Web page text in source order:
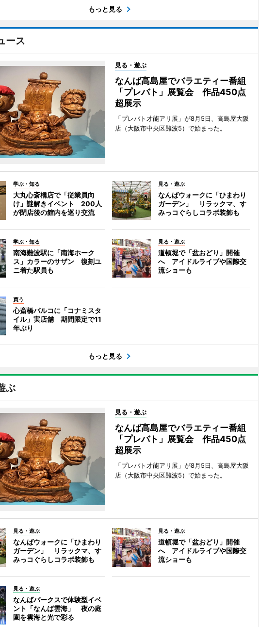
もっと見る
ース
見る・遊ぶ
なんば高島屋でバラエティー番組
「プレバト」展覧会 作品450点
超展示
「プレバト才能アリ展」が8月5日、高島屋大阪
店（大阪市中央区難波5）で始まった。
学ぶ・知る
大丸心斎橋店で「従業員向
け」謎解きイベント 200人
が閉店後の館内を巡り交流
見る・遊ぶ
なんばウォークに「ひまわり
ガーデン」 リラックマ、す
みっコぐらしコラボ装飾も
学ぶ・知る
南海難波駅に「南海ホーク
ス」カラーのサザン 復刻ユ
ニ着た駅員も
見る・遊ぶ
道頓堀で「盆おどり」開催
へ アイドルライブや国際交
流ショーも
買う
心斎橋パルコに「コナミスタ
イル」実店舗 期間限定で11
年ぶり
もっと見る
ぶ
見る・遊ぶ
なんば高島屋でバラエティー番組
「プレバト」展覧会 作品450点
超展示
「プレバト才能アリ展」が8月5日、高島屋大阪
店（大阪市中央区難波5）で始まった。
見る・遊ぶ
なんばウォークに「ひまわり
ガーデン」 リラックマ、す
みっコぐらしコラボ装飾も
見る・遊ぶ
道頓堀で「盆おどり」開催
へ アイドルライブや国際交
流ショーも
見る・遊ぶ
なんばパークスで体験型イベ
ント「なんば雲海」 夜の庭
園を雲海と光で彩る